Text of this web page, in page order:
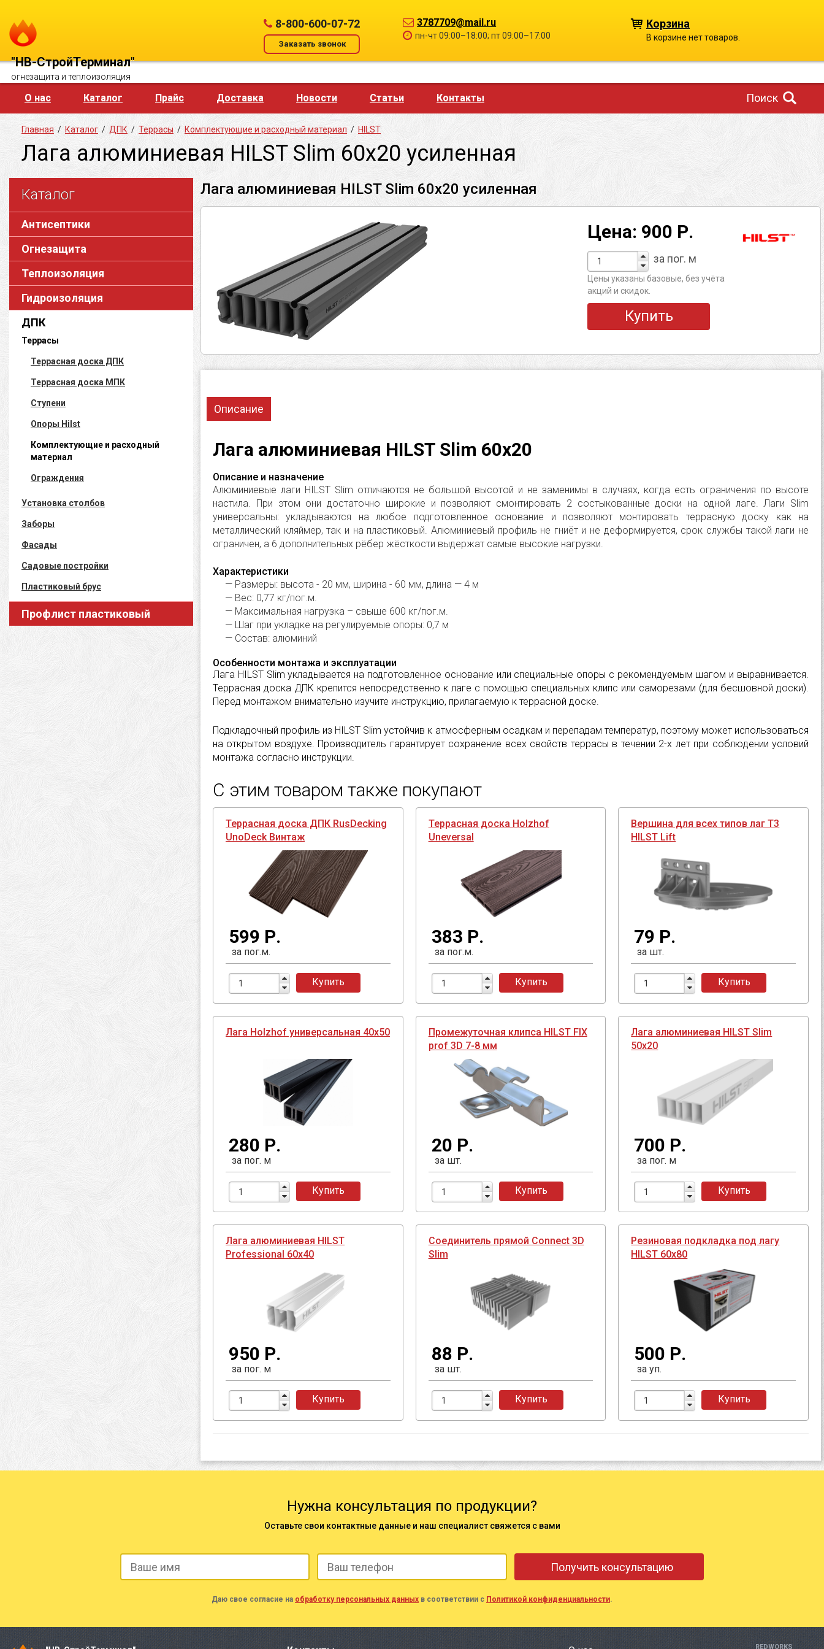
"НВ-СтройТерминал"
огнезащита и теплоизоляция
8-800-600-07-72
Заказать звонок
3787709@mail.ru
пн-чт 09:00–18:00; пт 09:00–17:00
Корзина
В корзине нет товаров.
О нас Каталог Прайс Доставка Новости Статьи Контакты Поиск
Главная / Каталог / ДПК / Террасы / Комплектующие и расходный материал / HILST
Лага алюминиевая HILST Slim 60х20 усиленная
Каталог
Антисептики
Огнезащита
Теплоизоляция
Гидроизоляция
ДПК
Террасы
Террасная доска ДПК
Террасная доска МПК
Ступени
Опоры Hilst
Комплектующие и расходный
материал
Ограждения
Установка столбов
Заборы
Фасады
Садовые постройки
Пластиковый брус
Профлист пластиковый
Лага алюминиевая HILST Slim 60х20 усиленная
Цена: 900 Р.
за пог. м
Цены указаны базовые, без учёта
акций и скидок.
Купить
Описание
Лага алюминиевая HILST Slim 60х20
Описание и назначение
Алюминиевые лаги HILST Slim отличаются не большой высотой и не заменимы в случаях, когда есть ограничения по высоте
настила. При этом они достаточно широкие и позволяют смонтировать 2 состыкованные доски на одной лаге. Лаги Slim
универсальны: укладываются на любое подготовленное основание и позволяют монтировать террасную доску как на
металлический кляймер, так и на пластиковый. Алюминиевый профиль не гниёт и не деформируется, срок службы такой лаги не
ограничен, а 6 дополнительных рёбер жёсткости выдержат самые высокие нагрузки.
Характеристики
Размеры: высота - 20 мм, ширина - 60 мм, длина — 4 м
Вес: 0,77 кг/пог.м.
Максимальная нагрузка – свыше 600 кг/пог.м.
Шаг при укладке на регулируемые опоры: 0,7 м
Состав: алюминий
Особенности монтажа и эксплуатации
Лага HILST Slim укладывается на подготовленное основание или специальные опоры с рекомендуемым шагом и выравнивается.
Террасная доска ДПК крепится непосредственно к лаге с помощью специальных клипс или саморезами (для бесшовной доски).
Перед монтажом внимательно изучите инструкцию, прилагаемую к террасной доске.
Подкладочный профиль из HILST Slim устойчив к атмосферным осадкам и перепадам температур, поэтому может использоваться
на открытом воздухе. Производитель гарантирует сохранение всех свойств террасы в течении 2-х лет при соблюдении условий
монтажа согласно инструкции.
С этим товаром также покупают
Террасная доска ДПК RusDecking
UnoDeck Винтаж
599 Р.
за пог.м.
Купить
Террасная доска Holzhof
Uneversal
383 Р.
за пог.м.
Купить
Вершина для всех типов лаг T3
HILST Lift
79 Р.
за шт.
Купить
Лага Holzhof универсальная 40х50
280 Р.
за пог. м
Купить
Промежуточная клипса HILST FIX
prof 3D 7-8 мм
20 Р.
за шт.
Купить
Лага алюминиевая HILST Slim
50х20
700 Р.
за пог. м
Купить
Лага алюминиевая HILST
Professional 60х40
950 Р.
за пог. м
Купить
Соединитель прямой Сonnect 3D
Slim
88 Р.
за шт.
Купить
Резиновая подкладка под лагу
HILST 60х80
500 Р.
за уп.
Купить
Нужна консультация по продукции?
Оставьте свои контактные данные и наш специалист свяжется с вами
Даю свое согласие на обработку персональных данных в соответствии с Политикой конфиденциальности.
REDWORKS